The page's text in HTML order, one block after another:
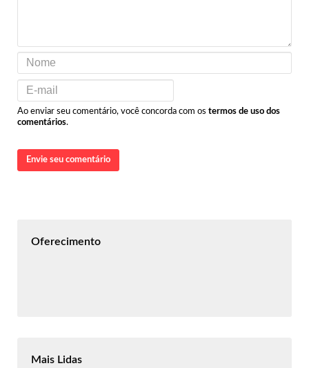
Ao enviar seu comentário, você concorda com os termos de uso dos
comentários.
Envie seu comentário
Oferecimento
Mais Lidas